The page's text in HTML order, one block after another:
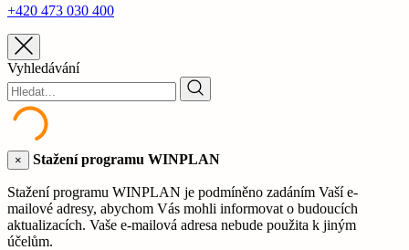
+420 473 030 400
Vyhledávání
× Stažení programu WINPLAN
Stažení programu WINPLAN je podmíněno zadáním Vaší e-
mailové adresy, abychom Vás mohli informovat o budoucích
aktualizacích. Vaše e-mailová adresa nebude použita k jiným
účelům.